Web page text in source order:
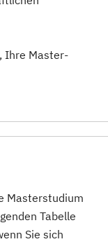
Ihre Master-
Masterstudium
Tabelle
Sie sich